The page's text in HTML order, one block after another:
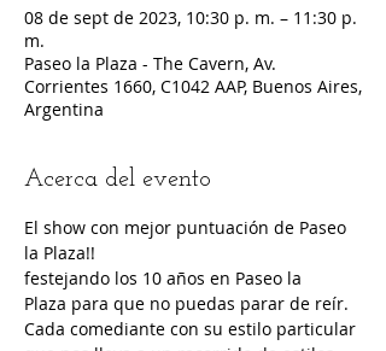
08 de sept de 2023, 10:30 p. m. – 11:30 p.
m.
Paseo la Plaza - The Cavern, Av.
Corrientes 1660, C1042 AAP, Buenos Aires,
Argentina
Acerca del evento
El show con mejor puntuación de Paseo
la Plaza!!
festejando los 10 años en Paseo la
Plaza para que no puedas parar de reír.
Cada comediante con su estilo particular